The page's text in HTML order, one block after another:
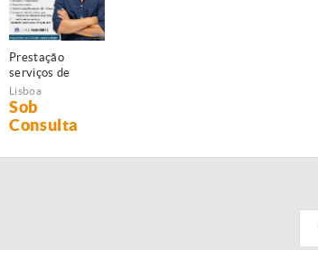
Prestação
serviços de
Manutenção,
Restauro e
Remodelação de
imóveis!
Lisboa
Sob
Consulta